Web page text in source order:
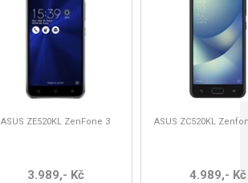
ASUS ZE520KL ZenFone 3
3.989,- Kč
ASUS ZC520KL
4.989,- Kč